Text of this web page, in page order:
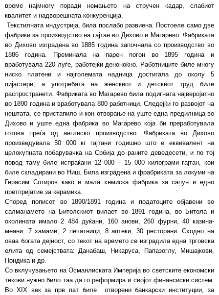
време најмногу поради немањето на стручен кадар, слабиот
квалитет и надворешната конкуренција.
Текстилната индустрија, била послабо развиена. Постоеле само две
фабрики за производство на гајтан во Дихово и Магарево. Фабриката
во Дихово изградена во 1885 година започнала со производство во
1886 година. Преминала на парен погон во 1895 година и
вработувала 220 луѓе, работејќи деноноќно. Работниците биле многу
ниско платени и најголемата надница достигала до околу 5
пијастери, а употребата на женскиот и детскиот труд биле
распространети. Фабриката во Магарево била подигната најверојатно
во 1890 година и вработувала 800 работници. Следејќи го развојот на
нештата, се пристапило и кон отворање на уште една предилница во
Дихово и уште една фабрика во Магарево која би преработувала
готова преѓа од англиско производство. Фабриката во Дихово
произведувала 50 000 кг гајтани годишно што е еквивалент на
целокупната побарувачка на Србија до раните деведесети, и по тој
повод таму биле испраќани 12 000 – 15 000 килограми гајтан, кои
биле складирани во Ниш. Била изградена и фрабриката за локуми на
Герасим Сотиров како и мала хемиска фабрика за сапун и едно
претпријатие за керамика.
Според пописот во 1890/1891 година и податоците објавени во
салманамето на Битолскиот вилает во 1891 година, во Битола и
околината имало 2 484 дуќани, 160 анови, 260 фурни, 40 казина-
меани, 7 хамами, 2 печатници, 8 аптеки, 30 ресторани. Сходно на
оваа богата дејност, со текот на времето се изградила една трговска
елита од семејствата: Данабаш, Никаруса, Папазоглу, Мишајкови,
Пондика и др.
Со вклучувањето на Османлиската Империја во светските економски
текови нужно било таа да го реформира и својот финансиски систем.
Во XIX век за прв пат биле отворени банкарски институции, за